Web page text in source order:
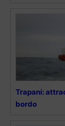
Trapani:
bordo